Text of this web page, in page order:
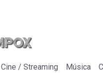
Cine / Streaming Música